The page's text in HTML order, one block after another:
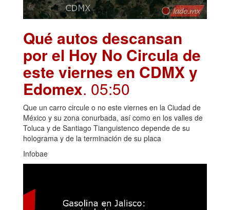
Qué autos descansan
por el Hoy No Circula de
este viernes en CDMX y
Edomex. 05:50
Que un carro circule o no este viernes en la Ciudad de
México y su zona conurbada, así como en los valles de
Toluca y de Santiago Tianguistenco depende de su
holograma y de la terminación de su placa
Infobae